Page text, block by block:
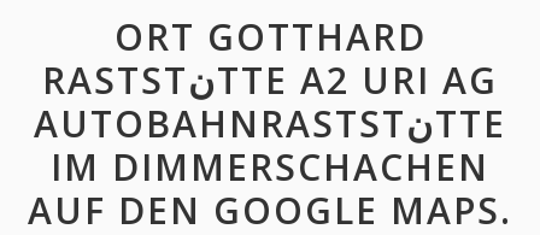
ORT GOTTHARD
RASTSTنTTE A2 URI AG
AUTOBAHNRASTSTنTTE
IM DIMMERSCHACHEN
AUF DEN GOOGLE MAPS.